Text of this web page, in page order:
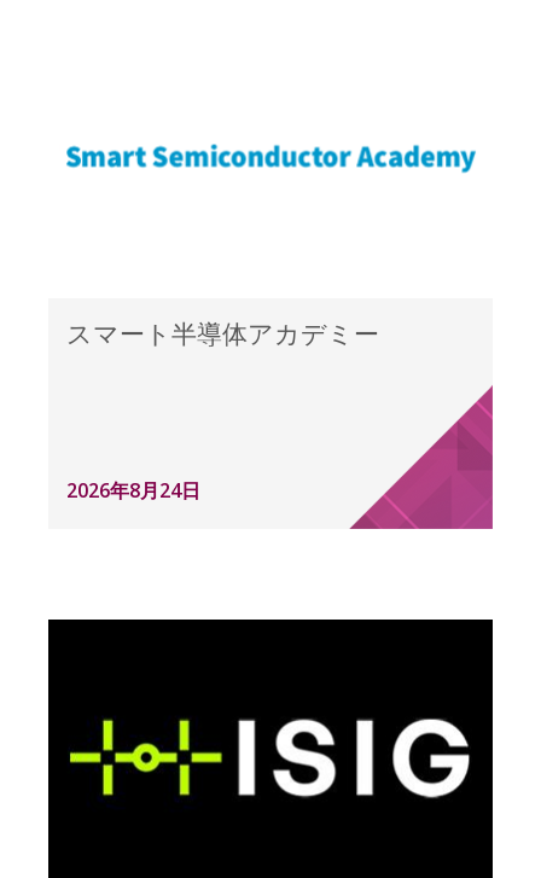
スマート半導体アカデミー
2026年8月24日